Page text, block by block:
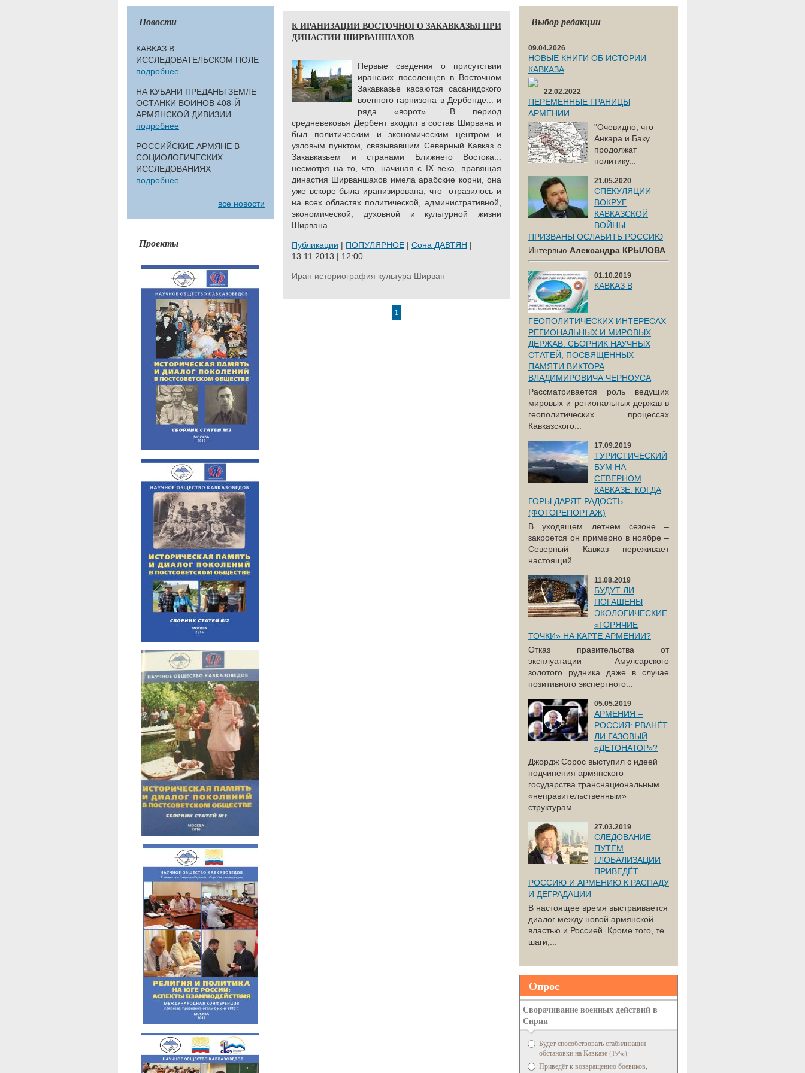
Новости
КАВКАЗ В
ИССЛЕДОВАТЕЛЬСКОМ ПОЛЕ
подробнее
НА КУБАНИ ПРЕДАНЫ ЗЕМЛЕ
ОСТАНКИ ВОИНОВ 408-Й
АРМЯНСКОЙ ДИВИЗИИ
подробнее
РОССИЙСКИЕ АРМЯНЕ В
СОЦИОЛОГИЧЕСКИХ
ИССЛЕДОВАНИЯХ
подробнее
все новости
Проекты
К ИРАНИЗАЦИИ ВОСТОЧНОГО ЗАКАВКАЗЬЯ ПРИ
ДИНАСТИИ ШИРВАНШАХОВ
Первые сведения о присутствии
иранских поселенцев в Восточном
Закавказье касаются сасанидского
военного гарнизона в Дербенде... и
ряда «ворот»... В период
средневековья Дербент входил в состав Ширвана и
был политическим и экономическим центром и
узловым пунктом, связывавшим Северный Кавказ с
Закавказьем и странами Ближнего Востока...
несмотря на то, что, начиная с IX века, правящая
династия Ширваншахов имела арабские корни, она
уже вскоре была иранизирована, что отразилось и
на всех областях политической, административной,
экономической, духовной и культурной жизни
Ширвана.
Публикации | ПОПУЛЯРНОЕ | Сона ДАВТЯН |
13.11.2013 | 12:00
Иран историография культура Ширван
1
Выбор редакции
09.04.2026
НОВЫЕ КНИГИ ОБ ИСТОРИИ
КАВКАЗА
22.02.2022
ПЕРЕМЕННЫЕ ГРАНИЦЫ
АРМЕНИИ
"Очевидно, что
Анкара и Баку
продолжат
политику...
21.05.2020
СПЕКУЛЯЦИИ
ВОКРУГ
КАВКАЗСКОЙ
ВОЙНЫ
ПРИЗВАНЫ ОСЛАБИТЬ РОССИЮ
Интервью Александра КРЫЛОВА
01.10.2019
КАВКАЗ В
ГЕОПОЛИТИЧЕСКИХ ИНТЕРЕСАХ
РЕГИОНАЛЬНЫХ И МИРОВЫХ
ДЕРЖАВ. СБОРНИК НАУЧНЫХ
СТАТЕЙ, ПОСВЯЩЁННЫХ
ПАМЯТИ ВИКТОРА
ВЛАДИМИРОВИЧА ЧЕРНОУСА
Рассматривается роль ведущих
мировых и региональных держав в
геополитических процессах
Кавказского...
17.09.2019
ТУРИСТИЧЕСКИЙ
БУМ НА
СЕВЕРНОМ
КАВКАЗЕ: КОГДА
ГОРЫ ДАРЯТ РАДОСТЬ
(ФОТОРЕПОРТАЖ)
В уходящем летнем сезоне –
закроется он примерно в ноябре –
Северный Кавказ переживает
настоящий...
11.08.2019
БУДУТ ЛИ
ПОГАШЕНЫ
ЭКОЛОГИЧЕСКИЕ
«ГОРЯЧИЕ
ТОЧКИ» НА КАРТЕ АРМЕНИИ?
Отказ правительства от
эксплуатации Амулсарского
золотого рудника даже в случае
позитивного экспертного...
05.05.2019
АРМЕНИЯ –
РОССИЯ: РВАНЁТ
ЛИ ГАЗОВЫЙ
«ДЕТОНАТОР»?
Джордж Сорос выступил с идеей
подчинения армянского
государства транснациональным
«неправительственным»
структурам
27.03.2019
СЛЕДОВАНИЕ
ПУТЕМ
ГЛОБАЛИЗАЦИИ
ПРИВЕДЁТ
РОССИЮ И АРМЕНИЮ К РАСПАДУ
И ДЕГРАДАЦИИ
В настоящее время выстраивается
диалог между новой армянской
властью и Россией. Кроме того, те
шаги,...
Опрос
Сворачивание военных действий в
Сирии
Будет способствовать стабилизации
обстановки на Кавказе (19%)
Приведёт к возвращению боевиков,